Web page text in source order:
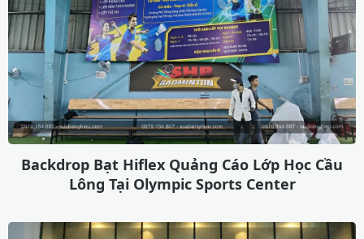
Backdrop Bạt Hiflex Quảng Cáo Lớp Học Cầu
Lông Tại Olympic Sports Center